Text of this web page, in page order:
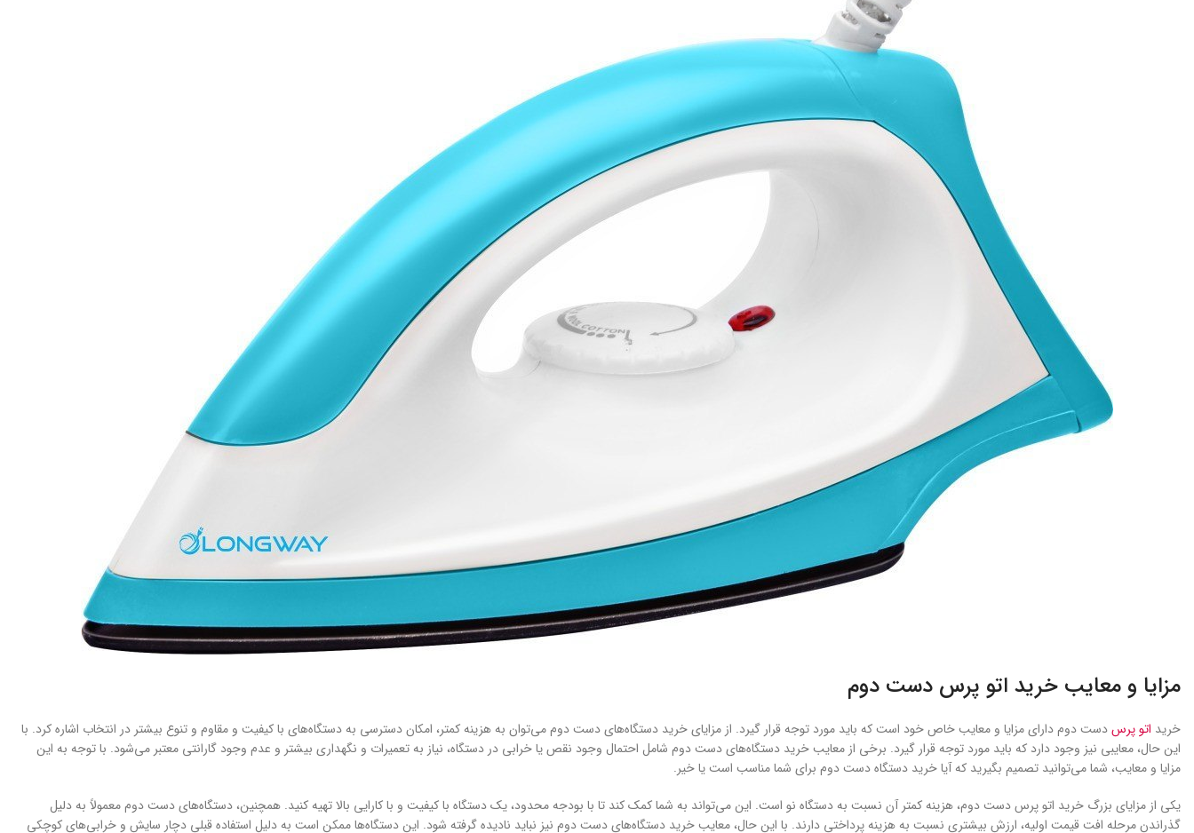
مزایا و معایب خرید اتو پرس دست دوم
خرید اتو پرسدست دوم دارای مزایا و معایب خاص خود است که باید مورد توجه قرار گیرد. از مزایای خرید دستگاه‌های دست دوم می‌توان به هزینه کمتر، امکان دسترسی به دستگاه‌های با کیفیت و مقاوم و تنوع بیشتر در انتخاب اشاره کرد. با
این حال، معایبی نیز وجود دارد که باید مورد توجه قرار گیرد. برخی از معایب خرید دستگاه‌های دست دوم شامل احتمال وجود نقص یا خرابی در دستگاه، نیاز به تعمیرات و نگهداری بیشتر و عدم وجود گارانتی معتبر می‌شود. با توجه به این
مزایا و معایب، شما می‌توانید تصمیم بگیرید که آیا خرید دستگاه دست دوم برای شما مناسب است یا خیر.
یکی از مزایای بزرگ خرید اتو پرس دست دوم، هزینه کمتر آن نسبت به دستگاه نو است. این می‌تواند به شما کمک کند تا با بودجه محدود، یک دستگاه با کیفیت و با کارایی بالا تهیه کنید. همچنین، دستگاه‌های دست دوم معمولاً به دلیل
گذراندن مرحله افت قیمت اولیه، ارزش بیشتری نسبت به هزینه پرداختی دارند. با این حال، معایب خرید دستگاه‌های دست دوم نیز نباید نادیده گرفته شود. این دستگاه‌ها ممکن است به دلیل استفاده قبلی دچار سایش و خرابی‌های کوچکی